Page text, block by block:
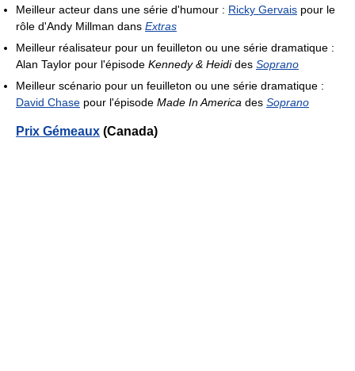
Meilleur acteur dans une série d'humour : Ricky Gervais pour le
rôle d'Andy Millman dans Extras
Meilleur réalisateur pour un feuilleton ou une série dramatique :
Alan Taylor pour l'épisode Kennedy & Heidides Soprano
Meilleur scénario pour un feuilleton ou une série dramatique :
David Chase pour l'épisode Made In America des Soprano
Prix Gémeaux (Canada)